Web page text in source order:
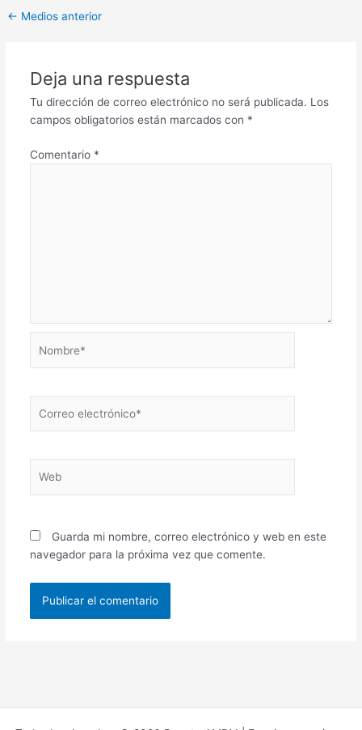
← Medios anterior
Deja una respuesta
Tu dirección de correo electrónico no será publicada. Los
campos obligatorios están marcados con *
Comentario *
electrónico*
Guarda mi nombre, correo electrónico y web en este
navegador para la próxima vez que comente.